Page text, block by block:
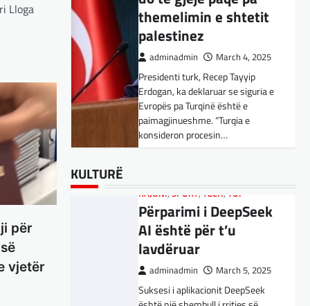
Lloga
për
vjetër
palestinez
adminadmin
Presidenti turk, Recep Tayyip
Evropës pa Turqinë është e
paimagjinueshme. “Turqia e
konsideron procesin…
BOTA,FUN, LAJME,MË TË FUNDIT
Starlink pa aksionet e
tij të trefishohen në
vlerë pasi Trump
ndaloi ndihmën për
Ukrainën
adminadmin March 5, 2025
KULTURË
pasojat e mundshme
adminadmin
Sipas studiuesve, përdoruesit që
përdorin shpesh ChatGPT për
biseda jopersonale, duke
përfshirë kërkimin e këshillave,
shpjegimet konceptuale dhe
ndihmën për…
RAJONI,SPORT, TECH, TOP
Përparimi i DeepSeek
AI është për t’u
lavdëruar
adminadmin March 5, 2025
Suksesi i aplikacionit DeepSeek
SPORT,VENDI
FFM pranon
kërkesën e
Shkëndija ndaj
Vardarit do të luaj të
dielën
adminadmin
2024
Shkëndija dhe Vardari do të luajnë
zyrtarisht të dielën. Vendimi ka